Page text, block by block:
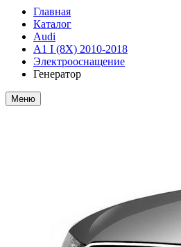
Главная
Каталог
Audi
A1 I (8X) 2010-2018
Электрооснащение
Генератор
Меню